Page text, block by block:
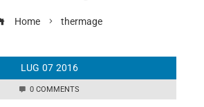
Home thermage
LUG 07 2016
0 COMMENTS